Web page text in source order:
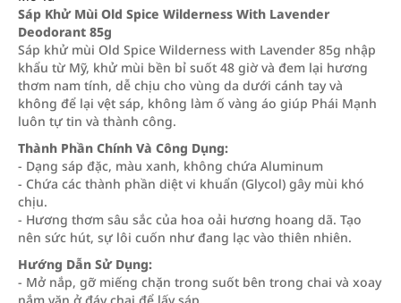
Sáp Khử Mùi Old Spice Wilderness With Lavender
Deodorant 85g
Sáp khử mùi Old Spice Wilderness with Lavender 85g nhập
khẩu từ Mỹ, khử mùi bền bỉ suốt 48 giờ và đem lại hương
thơm nam tính, dễ chịu cho vùng da dưới cánh tay và
không để lại vệt sáp, không làm ố vàng áo giúp Phái Mạnh
luôn tự tin và thành công.
Thành Phần Chính Và Công Dụng:
- Dạng sáp đặc, màu xanh, không chứa Aluminum
- Chứa các thành phần diệt vi khuẩn (Glycol) gây mùi khó
chịu.
- Hương thơm sâu sắc của hoa oải hương hoang dã. Tạo
nên sức hút, sự lôi cuốn như đang lạc vào thiên nhiên.
Hướng Dẫn Sử Dụng:
- Mở nắp, gỡ miếng chặn trong suốt bên trong chai và xoay